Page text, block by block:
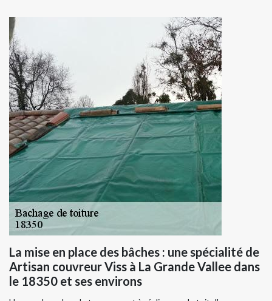
La mise en place des bâches : une spécialité de
Artisan couvreur Viss à La Grande Vallee dans
le 18350 et ses environs